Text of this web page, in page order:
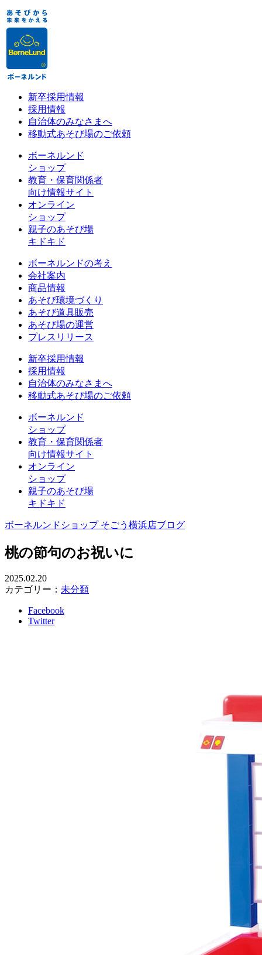
新卒採用情報
採用情報
自治体のみなさまへ
移動式あそび場のご依頼
ボーネルンド
ショップ
教育・保育関係者
向け情報サイト
オンライン
ショップ
親子のあそび場
キドキド
ボーネルンドの考え
会社案内
商品情報
あそび環境づくり
あそび道具販売
あそび場の運営
プレスリリース
新卒採用情報
採用情報
自治体のみなさまへ
移動式あそび場のご依頼
ボーネルンド
ショップ
教育・保育関係者
向け情報サイト
オンライン
ショップ
親子のあそび場
キドキド
ボーネルンドショップ そごう横浜店ブログ
桃の節句のお祝いに
2025.02.20
カテゴリー： 未分類
Facebook
Twitter